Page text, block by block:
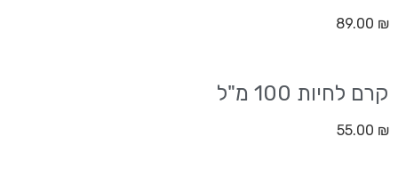
89.00 ₪
קרם לחיות 100 מ"ל
55.00 ₪